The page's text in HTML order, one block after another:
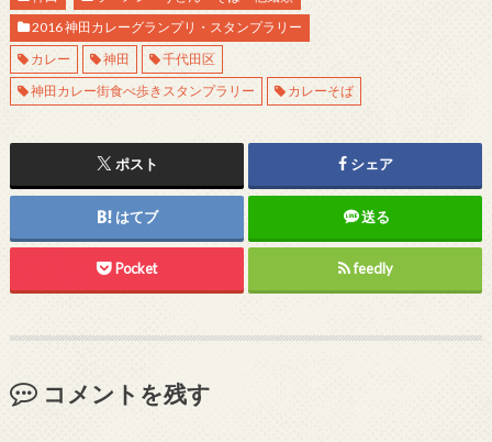
2016 神田カレーグランプリ・スタンプラリー
カレー
神田
千代田区
神田カレー街食べ歩きスタンプラリー
カレーそば
ポスト シェア
はてブ 送る
Pocket feedly
コメントを残す